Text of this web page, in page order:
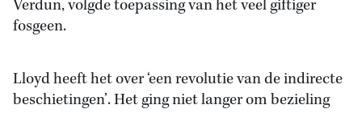
Verdun, volgde toepassing van het veel giftiger
fosgeen.
Lloyd heeft het over ‘een revolutie van de indirecte
beschietingen’. Het ging niet langer om bezieling